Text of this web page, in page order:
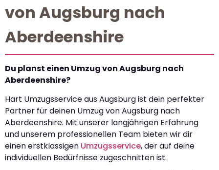
von Augsburg nach
Aberdeenshire
Du planst einen Umzug von Augsburg nach
Aberdeenshire?
Hart Umzugsservice aus Augsburg ist dein perfekter
Partner für deinen Umzug von Augsburg nach
Aberdeenshire. Mit unserer langjährigen Erfahrung
und unserem professionellen Team bieten wir dir
einen erstklassigen Umzugsservice, der auf deine
individuellen Bedürfnisse zugeschnitten ist.